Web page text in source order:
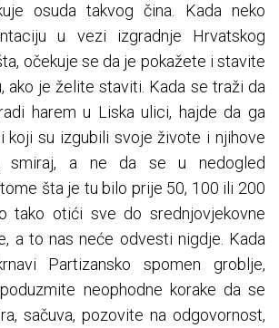
osuda takvog čina. Kada neko
u vezi izgradnje Hrvatskog
očekuje se da je pokažete i stavite
ako je želite staviti. Kada se traži da
harem u Liska ulici, hajde da ga
koji su izgubili svoje živote i njihove
smiraj, a ne da se u nedogled
šta je tu bilo prije 50, 100 ili 200
tako otići sve do srednjovjekovne
a to nas neće odvesti nigdje. Kada
Partizansko spomen groblje,
neophodne korake da se
sačuva, pozovite na odgovornost,